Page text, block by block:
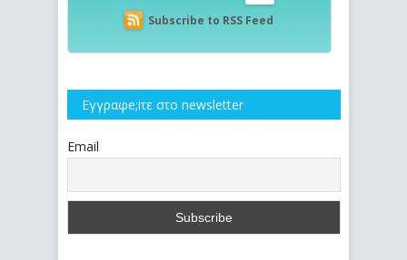
Subscribe to RSS Feed
Εγγραφe;iτε στο newsletter
Email